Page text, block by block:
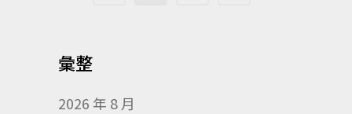
彙整
2026 年 8 月